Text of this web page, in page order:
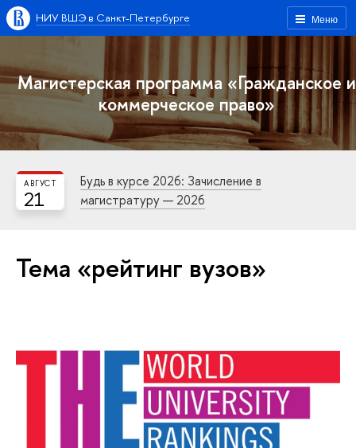
Меню
НИУ ВШЭ в Санкт-Петербурге
Магистерская программа «Гражданское и
коммерческое право»
21
АВГУСТ
Будь в курсе 2026: Зачисление в
магистратуру — 2026
Тема «рейтинг вузов»